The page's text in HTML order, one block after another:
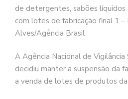
de detergentes, sabões
com lotes de fabricação final 1
Alves/Agência Brasil
A Agência Nacional de Vigilância
decidiu manter a suspensão da
a venda de lotes de produtos da